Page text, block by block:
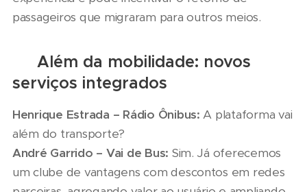
passageiros que migraram para outros meios.
🎁 Além da mobilidade: novos
serviços integrados
Henrique Estrada – Rádio Ônibus: A plataforma vai
além do transporte?
André Garrido – Vai de Bus: Sim. Já oferecemos
um clube de vantagens com descontos em redes